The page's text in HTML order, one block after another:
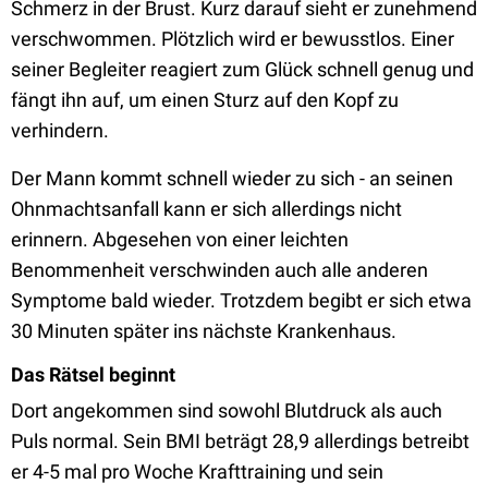
Schmerz in der Brust. Kurz darauf sieht er zunehmend
verschwommen. Plötzlich wird er bewusstlos. Einer
seiner Begleiter reagiert zum Glück schnell genug und
fängt ihn auf, um einen Sturz auf den Kopf zu
verhindern.
Der Mann kommt schnell wieder zu sich - an seinen
Ohnmachtsanfall kann er sich allerdings nicht
erinnern. Abgesehen von einer leichten
Benommenheit verschwinden auch alle anderen
Symptome bald wieder. Trotzdem begibt er sich etwa
30 Minuten später ins nächste Krankenhaus.
Das Rätsel beginnt
Dort angekommen sind sowohl Blutdruck als auch
Puls normal. Sein BMI beträgt 28,9 allerdings betreibt
er 4-5 mal pro Woche Krafttraining und sein